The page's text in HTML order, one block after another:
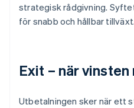
strategisk rådgivning.
för snabb och hållbar tillväxt.
Exit – när
Utbetalningen sker när ett